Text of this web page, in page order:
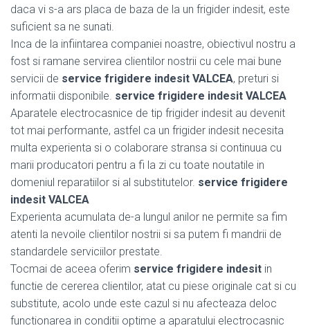
daca vi s-a ars placa de baza de la un frigider indesit, este
suficient sa ne sunati.
Inca de la infiintarea companiei noastre, obiectivul nostru a
fost si ramane servirea clientilor nostrii cu cele mai bune
servicii de service frigidere indesit VALCEA, preturi si
informatii disponibile. service frigidere indesit VALCEA
Aparatele electrocasnice de tip frigider indesit au devenit
tot mai performante, astfel ca un frigider indesit necesita
multa experienta si o colaborare stransa si continuua cu
marii producatori pentru a fi la zi cu toate noutatile in
domeniul reparatiilor si al substitutelor. service frigidere
indesit VALCEA
Experienta acumulata de-a lungul anilor ne permite sa fim
atenti la nevoile clientilor nostrii si sa putem fi mandrii de
standardele serviciilor prestate.
Tocmai de aceea oferim service frigidere indesit in
functie de cererea clientilor, atat cu piese originale cat si cu
substitute, acolo unde este cazul si nu afecteaza deloc
functionarea in conditii optime a aparatului electrocasnic